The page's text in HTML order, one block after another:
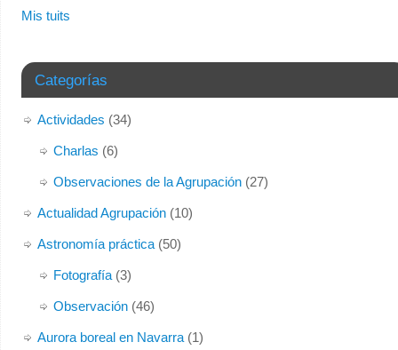
Mis tuits
Categorías
Actividades (34)
Charlas (6)
Observaciones de la Agrupación(27)
Actualidad Agrupación(10)
Astronomía práctica(50)
Fotografía(3)
Observación(46)
Aurora boreal en Navarra(1)